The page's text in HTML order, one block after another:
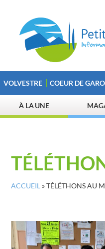
VOLVESTRE COEUR DE
À LA UNE
ACCUEIL »TÉLÉTHONS AU